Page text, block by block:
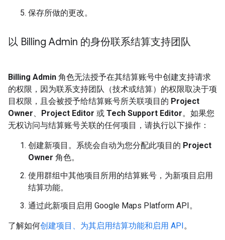
保存所做的更改。
以 Billing Admin 的身份联系结算支持团队
Billing Admin 角色无法授予在其结算账号中创建支持请求
的权限，因为联系支持团队（技术或结算）的权限取决于项
目权限，且会被授予给结算账号所关联项目的 Project
Owner
Project Editor 或 Tech Support Editor。如果您
无权访问与结算账号关联的任何项目，请执行以下操作：
创建新项目。系统会自动为您分配此项目的 Project
Owner 角色。
使用群组中其他项目所用的结算账号，为新项目启用
结算功能。
通过此新项目启用 Google Maps Platform API。
了解如何创建项目、为其启用结算功能和启用 API。